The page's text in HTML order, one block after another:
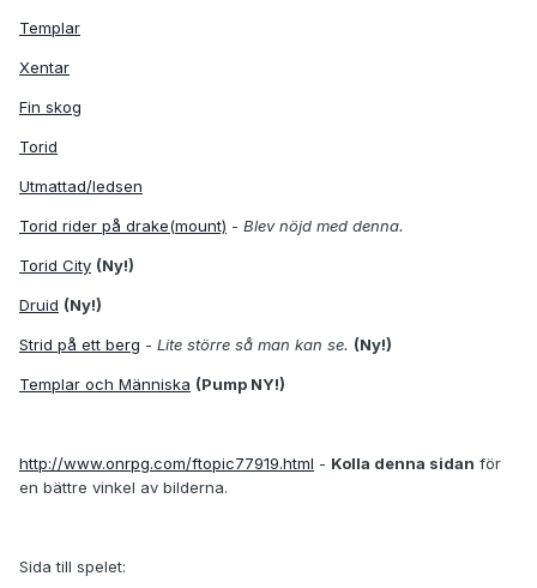
Templar
Xentar
Fin skog
Torid
Utmattad/ledsen
Torid rider på drake(mount) - Blev nöjd med denna.
Torid City (Ny!)
Druid (Ny!)
Strid på ett berg - Lite större så man kan se. (Ny!)
Templar och Människa (Pump NY!)
http://www.onrpg.com/ftopic77919.html - Kolla denna sidan för
en bättre vinkel av bilderna.
Sida till spelet: